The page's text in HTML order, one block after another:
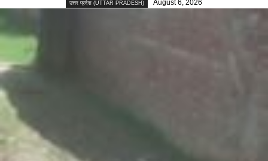
उत्तर प्रदेश (UTTAR PRADESH) August 6, 2026